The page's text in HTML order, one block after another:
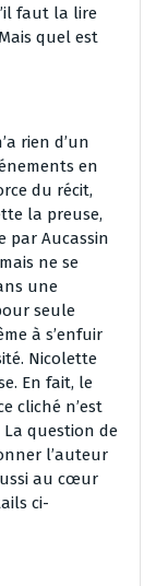
faut la lire
quel est
rien d’un
en
du récit,
la preuse,
par Aucassin
ne se
une
seule
à s’enfuir
Nicolette
En fait, le
cliché n’est
La question de
l’auteur
au cœur
ci-